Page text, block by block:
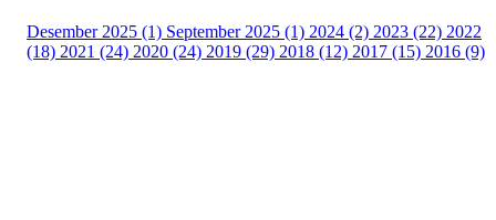
Desember 2025 (1) September 2025 (1) 2024 (2) 2023 (22) 2022
(18) 2021 (24) 2020 (24) 2019 (29) 2018 (12) 2017 (15) 2016 (9)